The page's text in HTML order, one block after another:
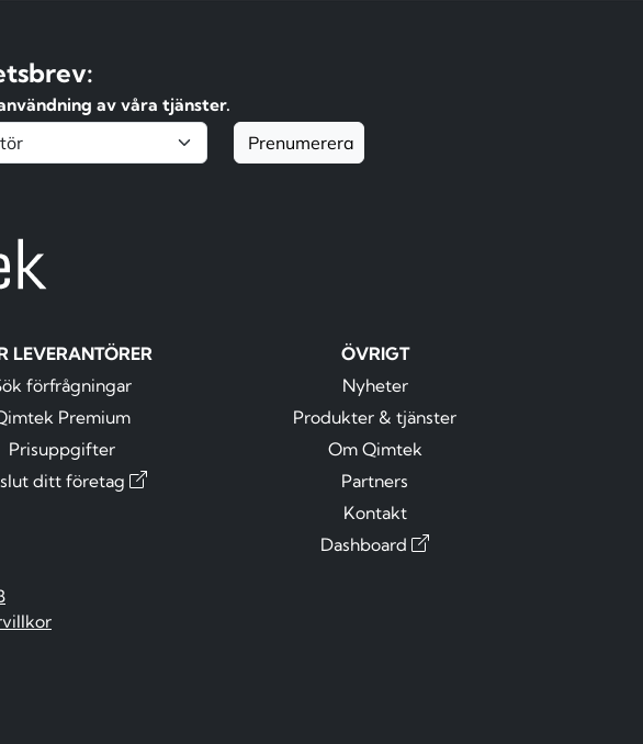
av våra tjänster.
Prenumerera
LEVERANTÖRER
förfrågningar
Premium
Prisuppgifter
ditt företag
ÖVRIGT
Nyheter
Produkter & tjänster
Om Qimtek
Partners
Kontakt
Dashboard